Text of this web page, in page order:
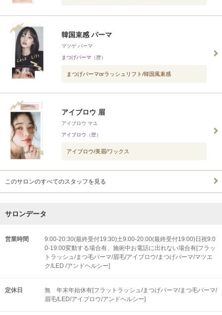
韓国束感 パーマ
マツゲ パーマ
まつげパーマ （歴）
まつげパーマorラッシュリフト/韓国風束感
アイブロウ 眉
アイブロウ マユ
アイブロウ （歴）
アイブロウ/美眉/ワックス
このサロンのすべてのスタッフを見る
サロンデータ
営業時間
9:00-20:30(最終受付19:30)土9:00-20:00(最終受付19:00)日祝9:0
0-19:00変動する場合有、施術中お電話に出れない場合有[フラッ
トラッシュ/まつ毛パーマ/眉毛/アイブロウ/まつげパーマ/マツエ
ク/LED /アンドヘルシー]
定休日
無 年末年始休有[フラットラッシュ/まつげパーマ/まつ毛パーマ/
眉毛/LED/アイブロウ/アンドヘルシー]